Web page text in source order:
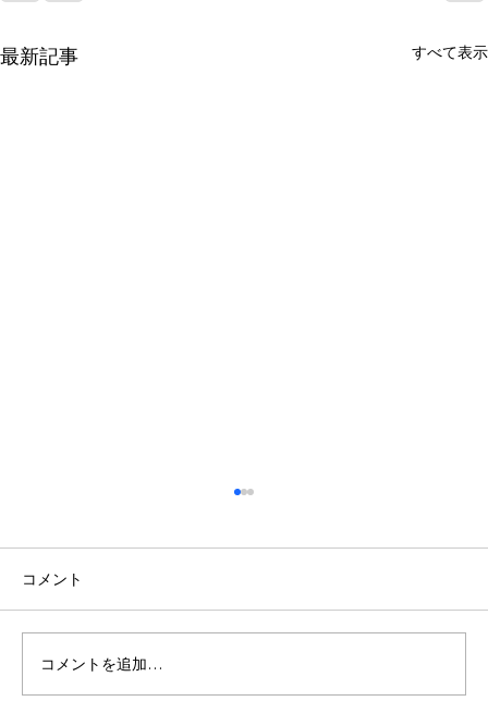
最新記事 すべて表示
車椅子 階段降ろし方
コメント
コメントを追加…